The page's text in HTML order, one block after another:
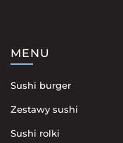
MENU
Sushi burger
Zestawy sushi
Sushi rolki